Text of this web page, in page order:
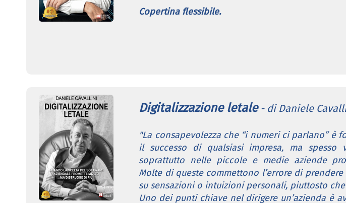
Copertina flessibile.
Digitalizzazione letale - di Daniele
"La consapevolezza che “i numeri ci parlano” è
il successo di qualsiasi impresa, ma spesso
soprattutto nelle piccole e medie aziende
Molte di queste commettono l’errore di
su sensazioni o intuizioni personali, piuttosto
Uno dei punti chiave nel dirigere un’azienda è